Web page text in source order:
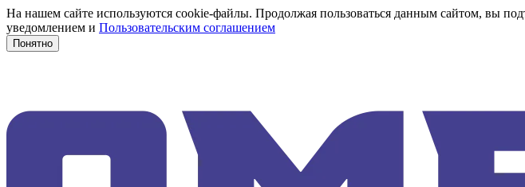
На нашем сайте используются cookie-файлы. Продолжая пользоваться данным сайтом, вы
уведомлением и Пользовательским соглашением
Понятно